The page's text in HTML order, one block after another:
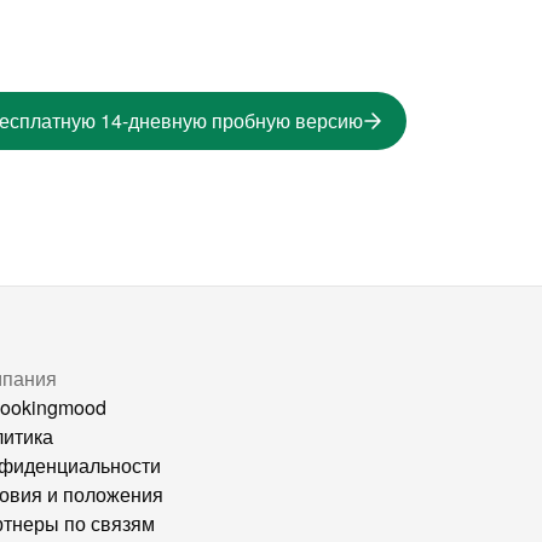
14-дневную пробную версию
и положения
по связям